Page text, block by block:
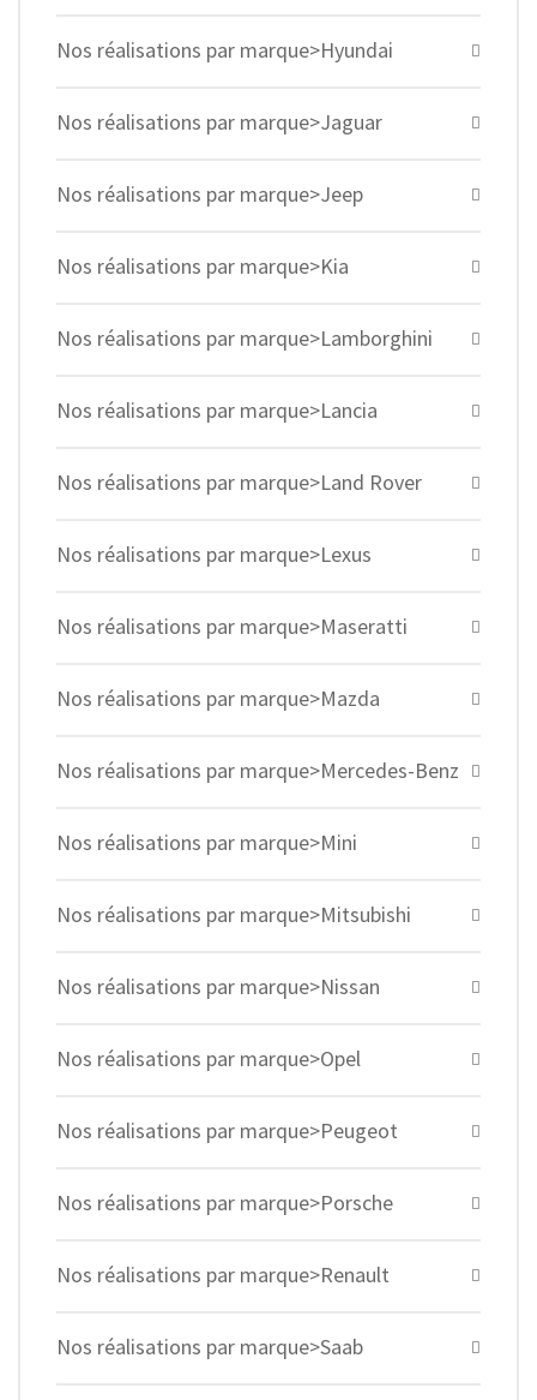
Nos réalisations par marque>Hyundai
Nos réalisations par marque>Jaguar
Nos réalisations par marque>Jeep
Nos réalisations par marque>Kia
Nos réalisations par marque>Lamborghini
Nos réalisations par marque>Lancia
Nos réalisations par marque>Land Rover
Nos réalisations par marque>Lexus
Nos réalisations par marque>Maseratti
Nos réalisations par marque>Mazda
Nos réalisations par marque>Mercedes-Benz
Nos réalisations par marque>Mini
Nos réalisations par marque>Mitsubishi
Nos réalisations par marque>Nissan
Nos réalisations par marque>Opel
Nos réalisations par marque>Peugeot
Nos réalisations par marque>Porsche
Nos réalisations par marque>Renault
Nos réalisations par marque>Saab